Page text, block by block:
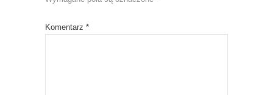
Komentarz *